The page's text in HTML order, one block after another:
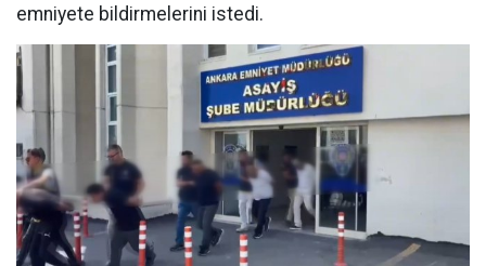
emniyete bildirmelerini istedi.